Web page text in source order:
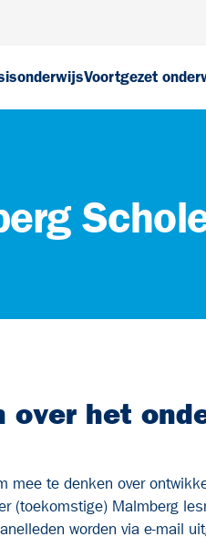
Voortgezet
over het
mee te denken over
(toekomstige) Malmberg
worden via e-mail